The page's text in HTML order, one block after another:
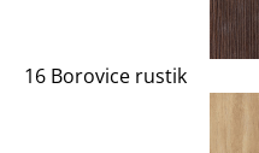
16 Borovice rustik